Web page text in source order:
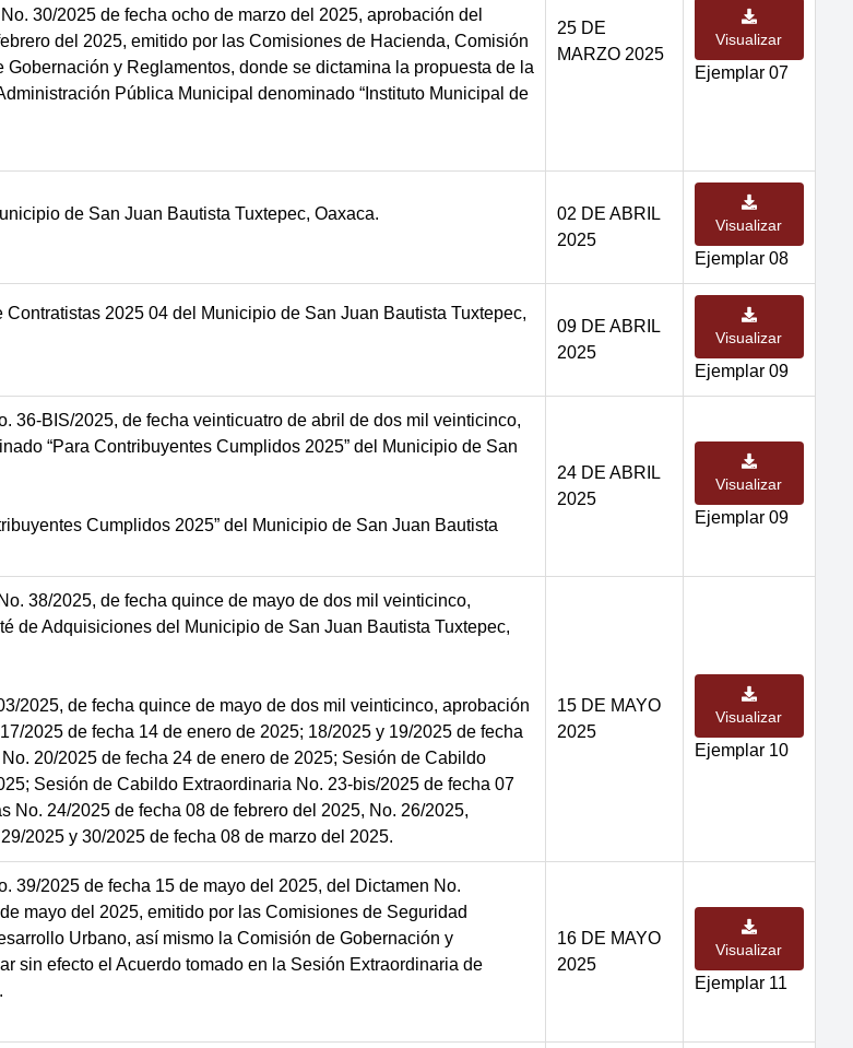
30/2025 de fecha ocho de marzo del 2025, aprobación del
del 2025, emitido por las Comisiones de Hacienda, Comisión
y Reglamentos, donde se dictamina la propuesta de la
Pública Municipal denominado “Instituto Municipal de
25 DE
MARZO 2025
Visualizar
Ejemplar 07
de San Juan Bautista Tuxtepec, Oaxaca.
02 DE ABRIL
2025
Visualizar
Ejemplar 08
2025 04 del Municipio de San Juan Bautista Tuxtepec,
09 DE ABRIL
2025
Visualizar
Ejemplar 09
36-BIS/2025, de fecha veinticuatro de abril de dos mil veinticinco,
“Para Contribuyentes Cumplidos 2025” del Municipio de San
Cumplidos 2025” del Municipio de San Juan Bautista
24 DE ABRIL
2025
Visualizar
Ejemplar 09
38/2025, de fecha quince de mayo de dos mil veinticinco,
de Adquisiciones del Municipio de San Juan Bautista Tuxtepec,
2025, de fecha quince de mayo de dos mil veinticinco, aprobación
2025 de fecha 14 de enero de 2025; 18/2025 y 19/2025 de fecha
20/2025 de fecha 24 de enero de 2025; Sesión de Cabildo
Sesión de Cabildo Extraordinaria No. 23-bis/2025 de fecha 07
24/2025 de fecha 08 de febrero del 2025, No. 26/2025,
2025 y 30/2025 de fecha 08 de marzo del 2025.
15 DE MAYO
2025
Visualizar
Ejemplar 10
39/2025 de fecha 15 de mayo del 2025, del Dictamen No.
mayo del 2025, emitido por las Comisiones de Seguridad
Urbano, así mismo la Comisión de Gobernación y
sin efecto el Acuerdo tomado en la Sesión Extraordinaria de
16 DE MAYO
2025
Visualizar
Ejemplar 11